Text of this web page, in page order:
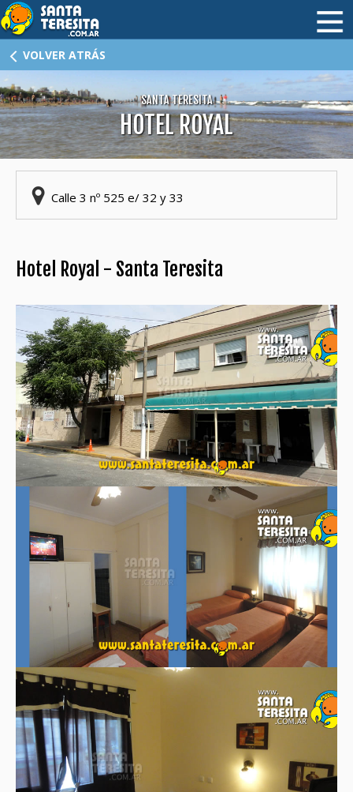
HOTELES
CABAÑAS
ALQUILERES I
ALQUILERES II
INMOBILIARIAS
DÓNDE COMER
VOLVER ATRÁS
SANTA TERESITA
HOTEL ROYAL
Calle 3 nº 525 e/ 32 y 33
Hotel Royal - Santa Teresita